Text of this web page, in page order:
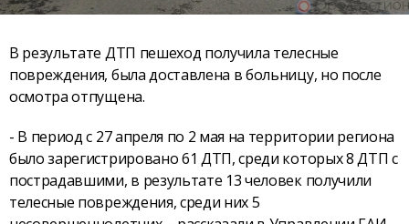
В результате ДТП пешеход получила телесные
повреждения, была доставлена в больницу, но после
осмотра отпущена.
- В период с 27 апреля по 2 мая на территории региона
было зарегистрировано 61 ДТП, среди которых 8 ДТП с
пострадавшими, в результате 13 человек получили
телесные повреждения, среди них 5